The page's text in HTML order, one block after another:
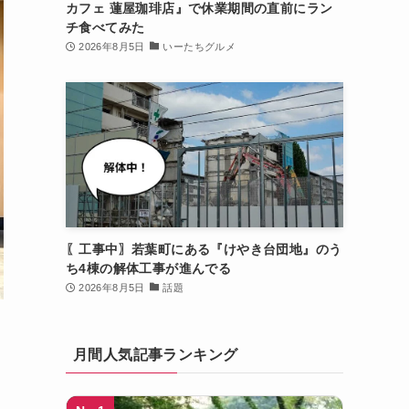
カフェ 蓮屋珈琲店』で休業期間の直前にラン
チ食べてみた
2026年8月5日 いーたちグルメ
〖工事中〗若葉町にある『けやき台団地』のう
ち4棟の解体工事が進んでる
2026年8月5日 話題
月間人気記事ランキング